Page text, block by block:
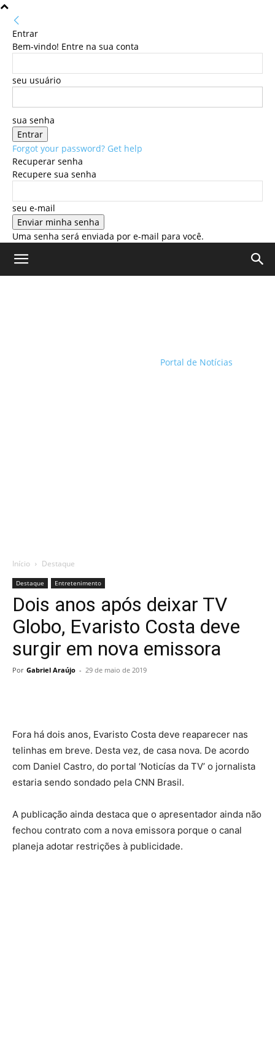
Entrar
Bem-vindo! Entre na sua conta
seu usuário
sua senha
Forgot your password? Get help
Recuperar senha
Recupere sua senha
seu e-mail
Uma senha será enviada por e-mail para você.
Portal de Notícias
Início Destaque
Destaque Entretenimento
Dois anos após deixar TV
Globo, Evaristo Costa deve
surgir em nova emissora
Por Gabriel Araújo - 29 de maio de 2019
Fora há dois anos, Evaristo Costa deve reaparecer nas
telinhas em breve. Desta vez, de casa nova. De acordo
com Daniel Castro, do portal ‘Noticías da TV’ o jornalista
estaria sendo sondado pela CNN Brasil.
A publicação ainda destaca que o apresentador ainda não
fechou contrato com a nova emissora porque o canal
planeja adotar restrições à publicidade.